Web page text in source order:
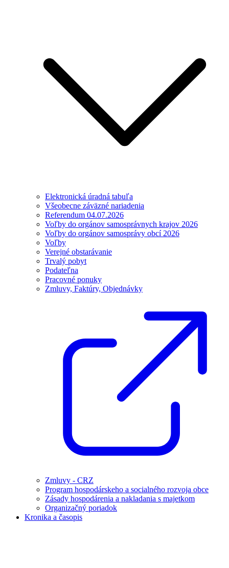
Elektronická úradná tabuľa
Všeobecne záväzné nariadenia
Referendum 04.07.2026
Voľby do orgánov samosprávnych krajov 2026
Voľby do orgánov samosprávy obcí 2026
Voľby
Verejné obstarávanie
Trvalý pobyt
Podateľna
Pracovné ponuky
Zmluvy, Faktúry, Objednávky
Zmluvy - CRZ
Program hospodárskeho a socialného rozvoja obce
Zásady hospodárenia a nakladania s majetkom
Organizačný poriadok
Kronika a časopis